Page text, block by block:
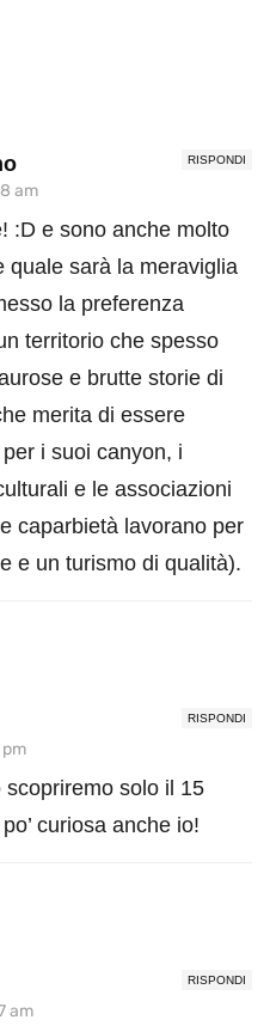
RISPONDI
am
:D e sono anche molto
quale sarà la meraviglia
la preferenza
territorio che spesso
e brutte storie di
merita di essere
i suoi canyon, i
e le associazioni
caparbietà lavorano per
e un turismo di qualità).
RISPONDI
pm
solo il 15
curiosa anche io!
RISPONDI
am